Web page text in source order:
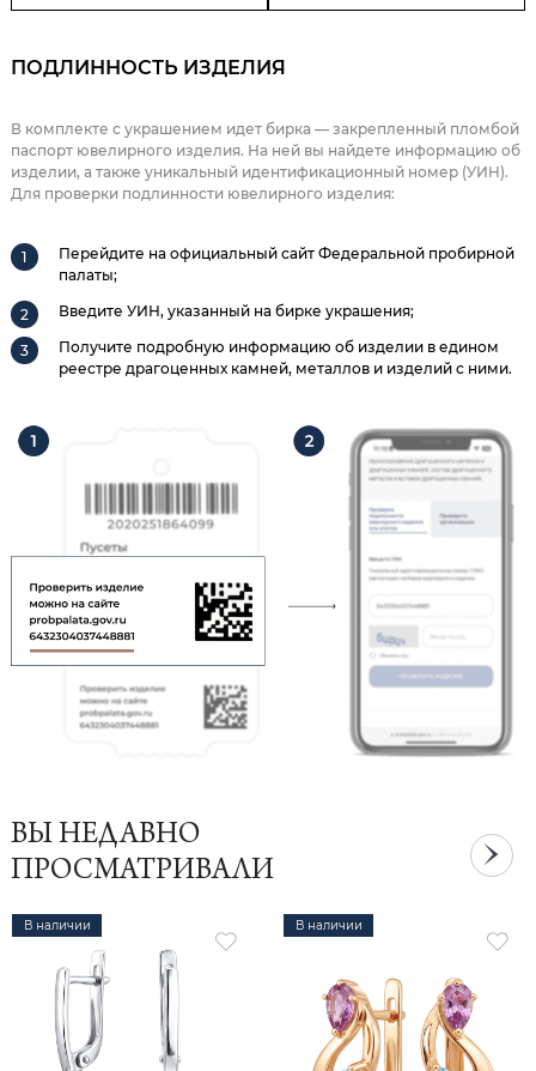
ПОДЛИННОСТЬ ИЗДЕЛИЯ
В комплекте с украшением идет бирка — закрепленный пломбой
паспорт ювелирного изделия. На ней вы найдете информацию об
изделии, а также уникальный идентификационный номер (УИН).
Для проверки подлинности ювелирного изделия:
Перейдите на официальный сайт Федеральной пробирной
палаты;
Введите УИН, указанный на бирке украшения;
Получите подробную информацию об изделии в едином
реестре драгоценных камней, металлов и изделий с ними.
ВЫ НЕДАВНО
ПРОСМАТРИВАЛИ
В наличии В наличии